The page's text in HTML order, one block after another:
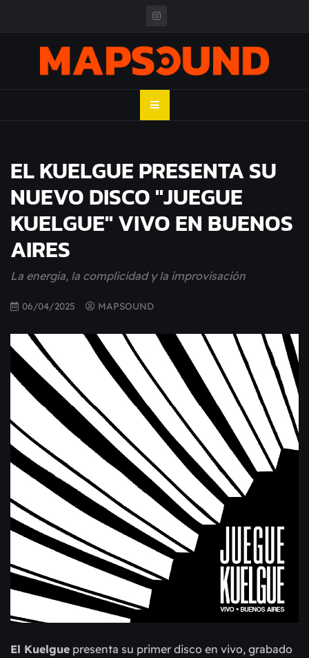
MAPSOUND
EL KUELGUE PRESENTA SU
NUEVO DISCO "JUEGUE
KUELGUE" VIVO EN BUENOS
AIRES
La energía, la complicidad y la improvisación
06/04/2025 MAPSOUND
El Kuelgue presenta su primer disco en vivo, grabado